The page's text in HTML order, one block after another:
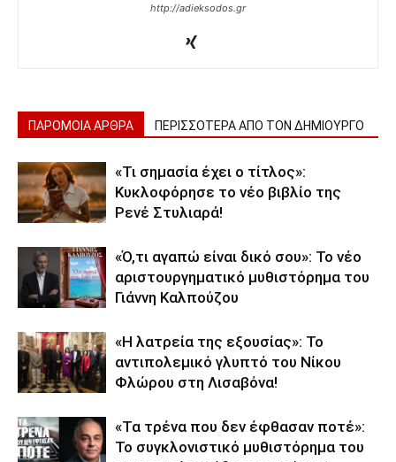
http://adieksodos.gr
ΠΑΡΟΜΟΙΑ ΑΡΘΡΑ ΠΕΡΙΣΣΟΤΕΡΑ ΑΠΟ ΤΟΝ ΔΗΜΙΟΥΡΓΟ
«Τι σημασία έχει ο τίτλος»:
Κυκλοφόρησε το νέο βιβλίο της
Ρενέ Στυλιαρά!
«Ό,τι αγαπώ είναι δικό σου»: Το νέο
αριστουργηματικό μυθιστόρημα του
Γιάννη Καλπούζου
«Η λατρεία της εξουσίας»: Το
αντιπολεμικό γλυπτό του Νίκου
Φλώρου στη Λισαβόνα!
«Τα τρένα που δεν έφθασαν ποτέ»:
Το συγκλονιστικό μυθιστόρημα του